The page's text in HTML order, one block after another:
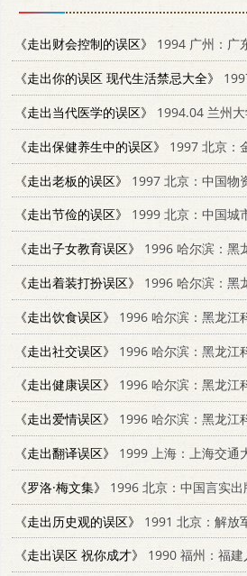
《走出财会控制的误区》
1994 广州：广
《走出你的误区 现代生活禁忌大全》
《走出当代医学的误区》
1994.04 兰州
《走出保健养生中的误区》
1997 北京：
《走出老板的误区》
1997 北京：中国物
《走出节俭的误区》
1999 北京：中国城
《走出子女教育误区》
1996 哈尔滨：黑龙江
《走出着装打扮误区》
1996 哈尔滨：黑龙江
《走出饮食误区》
1996 哈尔滨：黑龙江科
《走出社交误区》
1996 哈尔滨：黑龙江科
《走出健康误区》
1996 哈尔滨：黑龙江科
《走出爱情误区》
1996 哈尔滨：黑龙江科
《走出翻译误区》
1999 上海：上海交通
《罗洛·梅文集》
1996 北京：中国言实
《走出历史观的误区》
1991 北京：解放
《走出误区 祝你成才》
1990 福州：福